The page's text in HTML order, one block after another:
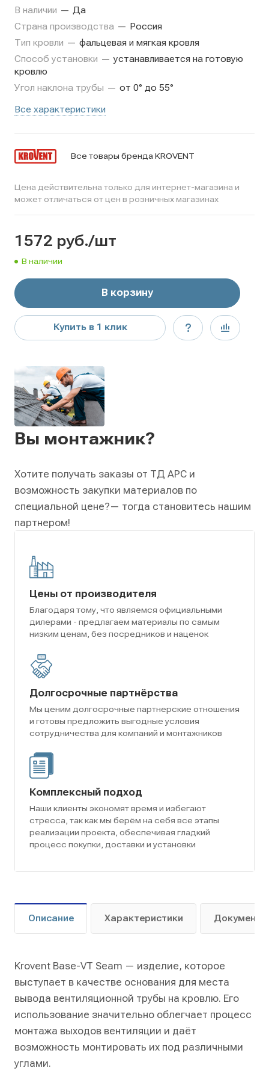
В наличии — Да
Страна производства — Россия
Тип кровли — фальцевая и мягкая кровля
Способ установки — устанавливается на готовую
кровлю
Угол наклона трубы — от 0° до 55°
Все характеристики
Все товары бренда KROVENT
Цена действительна только для интернет-магазина и
может отличаться от цен в розничных магазинах
1572 руб./шт
В наличии
В корзину
Купить в 1 клик
Вы монтажник?
Хотите получать заказы от ТД АРС и
возможность закупки материалов по
специальной цене?— тогда становитесь нашим
партнером!
Цены от производителя
Благодаря тому, что являемся официальными
дилерами - предлагаем материалы по самым
низким ценам, без посредников и наценок
Долгосрочные партнёрства
Мы ценим долгосрочные партнерские отношения
и готовы предложить выгодные условия
сотрудничества для компаний и монтажников
Комплексный подход
Наши клиенты экономят время и избегают
стресса, так как мы берём на себя все этапы
реализации проекта, обеспечивая гладкий
процесс покупки, доставки и установки
Описание Характеристики Документы
Krovent Base-VT Seam — изделие, которое
выступает в качестве основания для места
вывода вентиляционной трубы на кровлю. Его
использование значительно облегчает процесс
монтажа выходов вентиляции и даёт
возможность монтировать их под различными
углами.